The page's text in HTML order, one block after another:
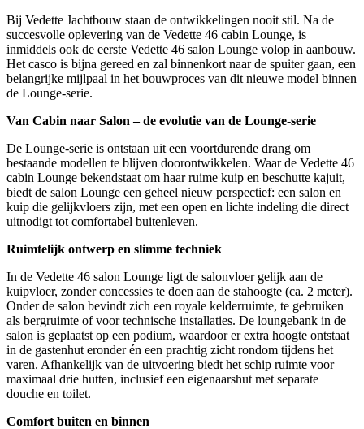
Bij Vedette Jachtbouw staan de ontwikkelingen nooit stil. Na de
succesvolle oplevering van de Vedette 46 cabin Lounge, is
inmiddels ook de eerste Vedette 46 salon Lounge volop in aanbouw.
Het casco is bijna gereed en zal binnenkort naar de spuiter gaan, een
belangrijke mijlpaal in het bouwproces van dit nieuwe model binnen
de Lounge-serie.
Van Cabin naar Salon – de evolutie van de Lounge-serie
De Lounge-serie is ontstaan uit een voortdurende drang om
bestaande modellen te blijven doorontwikkelen. Waar de Vedette 46
cabin Lounge bekendstaat om haar ruime kuip en beschutte kajuit,
biedt de salon Lounge een geheel nieuw perspectief: een salon en
kuip die gelijkvloers zijn, met een open en lichte indeling die direct
uitnodigt tot comfortabel buitenleven.
Ruimtelijk ontwerp en slimme techniek
In de Vedette 46 salon Lounge ligt de salonvloer gelijk aan de
kuipvloer, zonder concessies te doen aan de stahoogte (ca. 2 meter).
Onder de salon bevindt zich een royale kelderruimte, te gebruiken
als bergruimte of voor technische installaties. De loungebank in de
salon is geplaatst op een podium, waardoor er extra hoogte ontstaat
in de gastenhut eronder én een prachtig zicht rondom tijdens het
varen. Afhankelijk van de uitvoering biedt het schip ruimte voor
maximaal drie hutten, inclusief een eigenaarshut met separate
douche en toilet.
Comfort buiten en binnen